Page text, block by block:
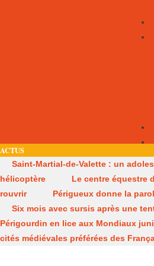
ACTUS
Saint-Martial-de-Valette : un
hélicoptère
Le centre équestre
rouvrir
Périgueux donne la
Six mois avec sursis après une
Périgourdin en lice aux Mondiaux
cités médiévales préférées des